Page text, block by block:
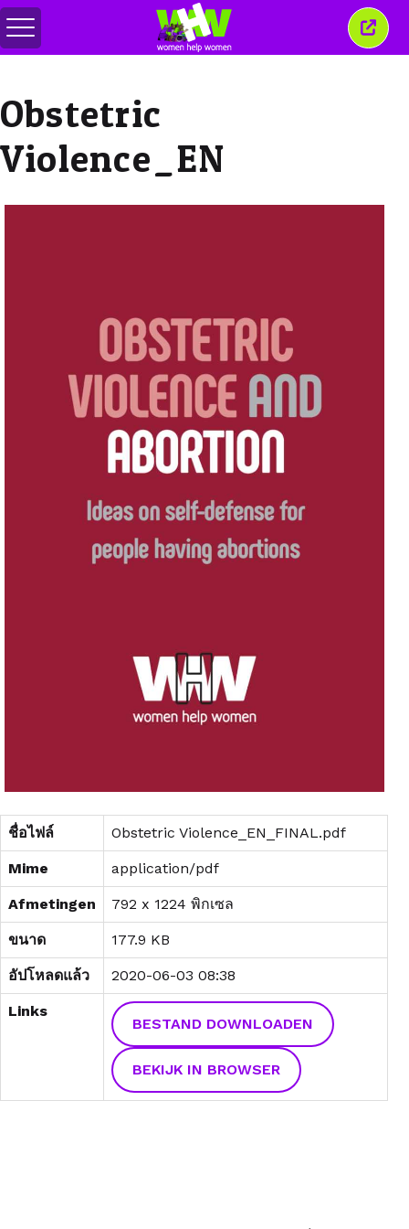
สลับ
เมนู
ปิด
หน้าต่
Obstetric
Violence_EN
ชื่อไฟล์ Obstetric Violence_EN_FINAL.pdf
Mime application/pdf
Afmetingen 792 x 1224 พิกเซล
ขนาด 177.9 KB
อัปโหลดแล้ว 2020-06-03 08:38
Links
BESTAND DOWNLOADEN
BEKIJK IN BROWSER